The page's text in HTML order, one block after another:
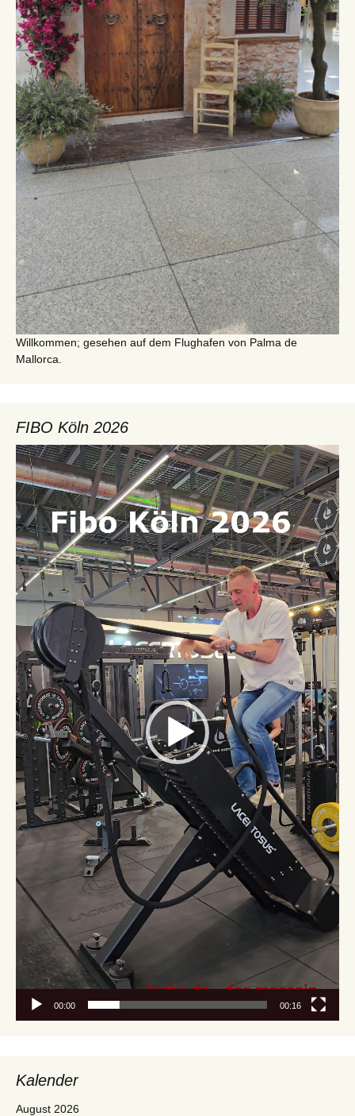
Willkommen; gesehen auf dem Flughafen von Palma de
Mallorca.
FIBO Köln 2026
Video-
Player
00:00 00:16
Kalender
August 2026